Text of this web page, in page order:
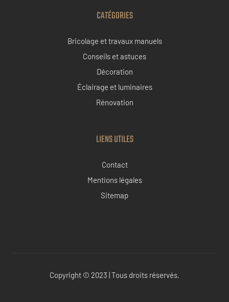
CATÉGORIES
Bricolage et travaux manuels
Conseils et astuces
Décoration
Éclairage et luminaires
Rénovation
LIENS UTILES
Contact
Mentions légales
Sitemap
Copyright © 2023 | Tous droits réservés.